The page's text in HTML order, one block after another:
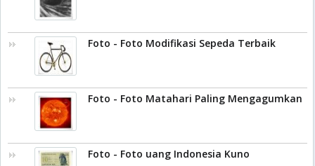
Foto - Foto Modifikasi Sepeda Terbaik
Foto - Foto Matahari Paling Mengagumkan
Foto - Foto uang Indonesia Kuno